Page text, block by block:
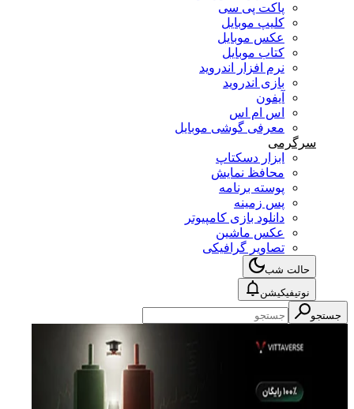
پاکت پی سی
کلیپ موبایل
عکس موبایل
کتاب موبایل
نرم افزار اندروید
بازی اندروید
آیفون
اس ام اس
معرفی گوشی موبایل
سرگرمی
ابزار دسکتاپ
محافظ نمایش
پوسته برنامه
پس زمینه
دانلود بازی کامپیوتر
عکس ماشین
تصاویر گرافیکی
حالت شب
نوتیفیکیشن
جستجو